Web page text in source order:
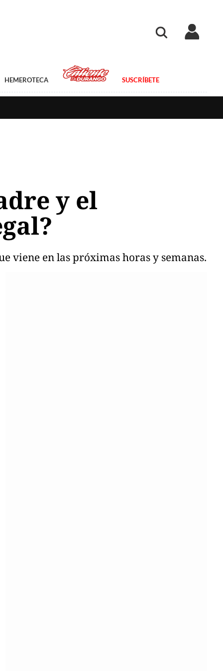
HEMEROTECA SUSCRÍBETE
y el
viene en las próximas horas y semanas.